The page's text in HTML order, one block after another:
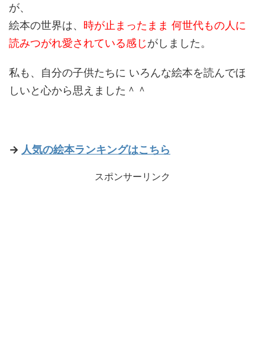
が、
絵本の世界は、 時が止まったまま 何世代もの人に
読みつがれ愛されている感じがしました。
私も、自分の子供たちに いろんな絵本を読んでほ
しいと心から思えました＾＾
→ 人気の絵本ランキングはこちら
スポンサーリンク